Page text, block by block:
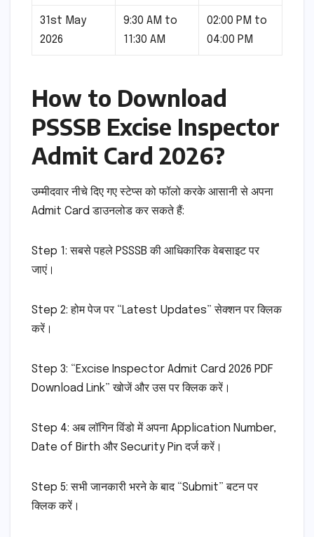
31st May
2026
9:30 AM to
11:30 AM
02:00 PM to
04:00 PM
How to Download
PSSSB Excise Inspector
Admit Card 2026?
उम्मीदवार नीचे दिए गए स्टेप्स को फॉलो करके आसानी से अपना
Admit Card डाउनलोड कर सकते हैं:
Step 1: सबसे पहले PSSSB की आधिकारिक वेबसाइट पर
जाएं।
Step 2: होम पेज पर “Latest Updates” सेक्शन पर क्लिक
करें।
Step 3: “Excise Inspector Admit Card 2026 PDF
Download Link” खोजें और उस पर क्लिक करें।
Step 4: अब लॉगिन विंडो में अपना Application Number,
Date of Birth और Security Pin दर्ज करें।
Step 5: सभी जानकारी भरने के बाद “Submit” बटन पर
क्लिक करें।